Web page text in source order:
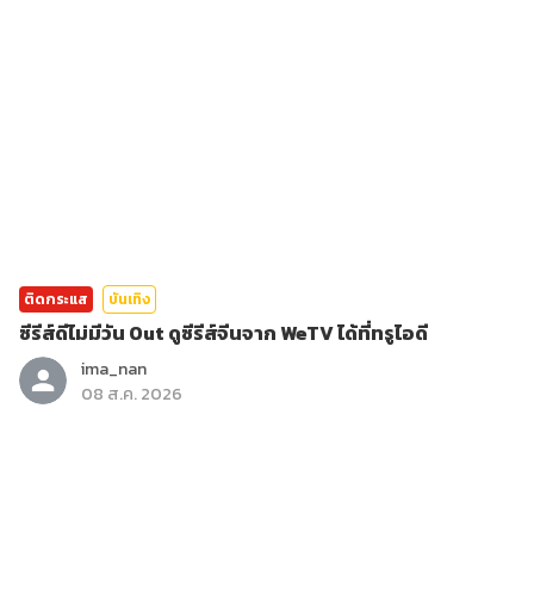
ติดกระแส บันเทิง
ซีรีส์ดีไม่มีวัน Out ดูซีรีส์จีนจาก WeTV ได้ที่ทรูไอดี
ima_nan
08 ส.ค. 2026